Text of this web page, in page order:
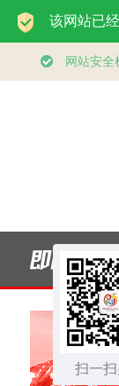
扫一
行天下｜东方之
相约未来——中
首外交的世界情